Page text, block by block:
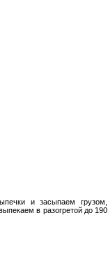
и засыпаем грузом,
в разогретой до 190